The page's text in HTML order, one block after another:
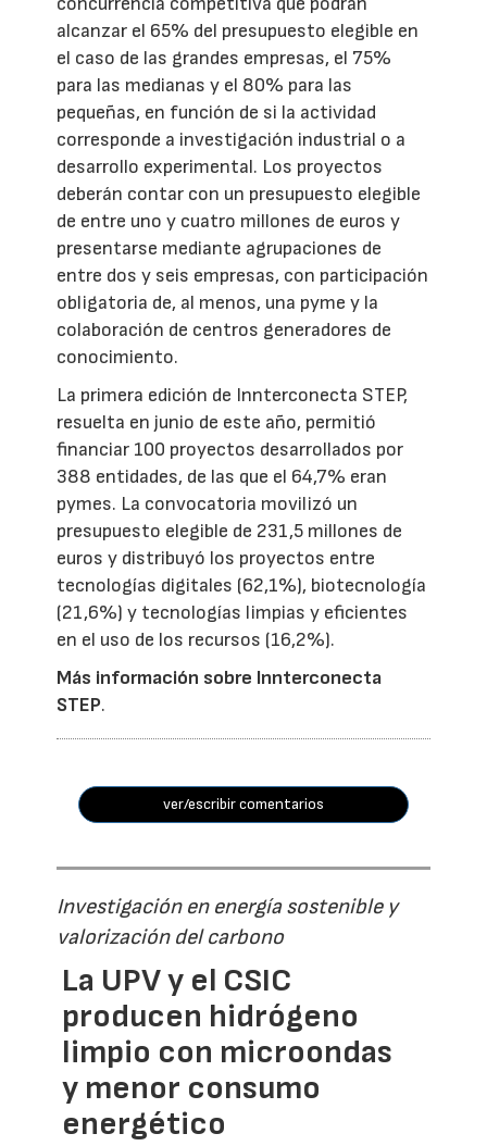
alcanzar el 65% del presupuesto elegible en
el caso de las grandes empresas, el 75%
para las medianas y el 80% para las
pequeñas, en función de si la actividad
corresponde a investigación industrial o a
desarrollo experimental. Los proyectos
deberán contar con un presupuesto elegible
de entre uno y cuatro millones de euros y
presentarse mediante agrupaciones de
entre dos y seis empresas, con participación
obligatoria de, al menos, una pyme y la
colaboración de centros generadores de
conocimiento.
La primera edición de Innterconecta STEP,
resuelta en junio de este año, permitió
financiar 100 proyectos desarrollados por
388 entidades, de las que el 64,7% eran
pymes. La convocatoria movilizó un
presupuesto elegible de 231,5 millones de
euros y distribuyó los proyectos entre
tecnologías digitales (62,1%), biotecnología
(21,6%) y tecnologías limpias y eficientes
en el uso de los recursos (16,2%).
Más información sobre Innterconecta
STEP.
ver/escribir comentarios
Investigación en energía sostenible y
valorización del carbono
La UPV y el CSIC
producen hidrógeno
limpio con microondas
y menor consumo
energético